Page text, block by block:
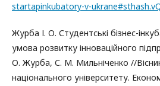
startapinkubatory-v-
Журба І. О. Студентські бізнес-
умова розвитку інноваційного
О. Журба, С. М. Мильніченко //
національного університету.